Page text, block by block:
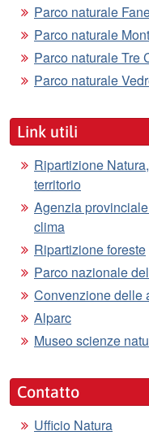
Parco naturale
Parco naturale
Parco naturale Tre
Parco naturale
Link utili
Ripartizione
territorio
Agenzia
clima
Ripartizione foreste
Parco nazionale
Convenzione delle
Alparc
Museo scienze
Contatto
Ufficio Natura